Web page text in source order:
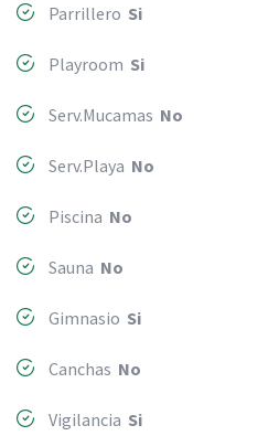
Parrillero Si
Playroom Si
Serv.Mucamas No
Serv.Playa No
Piscina No
Sauna No
Gimnasio Si
Canchas No
Vigilancia Si